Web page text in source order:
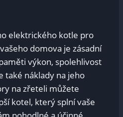
elektrického kotle pro
domova je zásadní
výkon, spolehlivost
také náklady na jeho
na zřeteli můžete
kotel, který splní vaše